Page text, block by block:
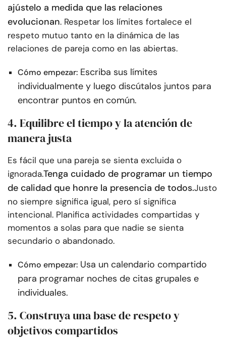
ajústelo a medida que las relaciones
evolucionan. Respetar los límites fortalece el
respeto mutuo tanto en la dinámica de las
relaciones de pareja como en las abiertas.
Cómo empezar: Escriba sus límites
individualmente y luego discútalos juntos para
encontrar puntos en común.
4. Equilibre el tiempo y la atención de
manera justa
Es fácil que una pareja se sienta excluida o
ignorada.Tenga cuidado de programar un tiempo
de calidad que honre la presencia de todos.Justo
no siempre significa igual, pero sí significa
intencional. Planifica actividades compartidas y
momentos a solas para que nadie se sienta
secundario o abandonado.
Cómo empezar: Usa un calendario compartido
para programar noches de citas grupales e
individuales.
5. Construya una base de respeto y
objetivos compartidos